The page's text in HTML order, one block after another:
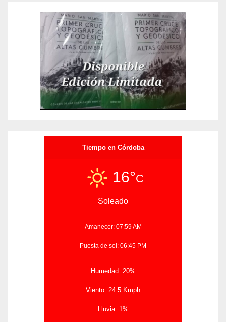
Tiempo en Córdoba
16°C
Soleado
Amanecer: 07:59 AM
Puesta de sol: 06:45 PM
Humedad: 20%
Viento: 24.5 Kmph
Lluvia: 1%